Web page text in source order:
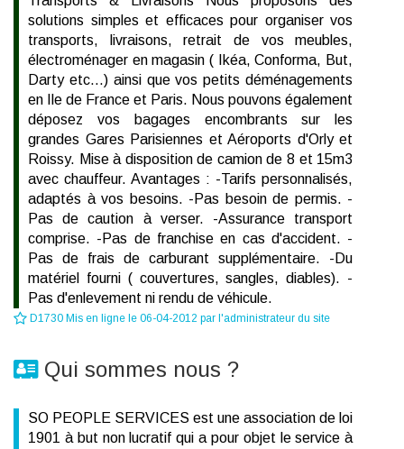
solutions simples et efficaces pour organiser vos
transports, livraisons, retrait de vos meubles,
électroménager en magasin ( Ikéa, Conforma, But,
Darty etc...) ainsi que vos petits déménagements
en Ile de France et Paris. Nous pouvons également
déposez vos bagages encombrants sur les
grandes Gares Parisiennes et Aéroports d'Orly et
Roissy. Mise à disposition de camion de 8 et 15m3
avec chauffeur. Avantages : -Tarifs personnalisés,
adaptés à vos besoins. -Pas besoin de permis. -
Pas de caution à verser. -Assurance transport
comprise. -Pas de franchise en cas d'accident. -
Pas de frais de carburant supplémentaire. -Du
matériel fourni ( couvertures, sangles, diables). -
Pas d'enlevement ni rendu de véhicule.
D1730 Mis en ligne le 06-04-2012 par l'administrateur du site
Qui sommes nous ?
SO PEOPLE SERVICES est une association de loi
1901 à but non lucratif qui a pour objet le service à